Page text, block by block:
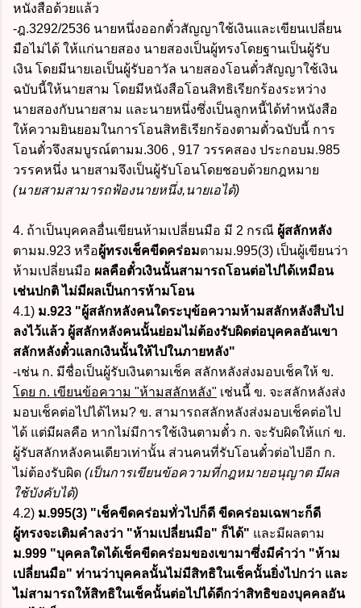
หนังสือด้วยแล้ว
-ฎ.3292/2536 นายหนึ่งออกตั๋วสัญญาใช้เงินและเขียนเปลี่ยน
มือไม่ได้ ให้แก่นายสอง นายสองเป็นผู้ทรงโดยฐานเป็นผู้รับ
เงิน โดยมีนายเอเป็นผู้รับอาวัล นายสองโอนตั๋วสัญญาใช้เงิน
ฉบับนี้ให้นายสาม โดยมีหนังสือโอนสิทธิเรียกร้องระหว่าง
นายสองกับนายสาม และนายหนึ่งซึ่งเป็นลูกหนี้ได้ทำหนังสือ
ให้ความยินยอมในการโอนสิทธิเรียกร้องตามตั๋วฉบับนี้ การ
โอนตั๋วจึงสมบูรณ์ตามม.306 , 917 วรรคสอง ประกอบม.985
วรรคหนึ่ง นายสามจึงเป็นผู้รับโอนโดยชอบด้วยกฎหมาย
(นายสามสามารถฟ้องนายหนึ่ง,นายเอได้)
4. ถ้าเป็นบุคคลอื่นเขียนห้ามเปลี่ยนมือ มี 2 กรณี ผู้สลักหลัง
ตามม.923 หรือผู้ทรงเช็คขีดคร่อมตามม.995(3) เป็นผู้เขียนว่า
ห้ามเปลี่ยนมือ ผลคือตั๋วเงินนั้นสามารถโอนต่อไปได้เหมือน
เช่นปกติ ไม่มีผลเป็นการห้ามโอน
4.1) ม.923 "ผู้สลักหลังคนใดระบุข้อความห้ามสลักหลังสืบไป
ลงไว้แล้ว ผู้สลักหลังคนนั้นย่อมไม่ต้องรับผิดต่อบุคคลอันเขา
สลักหลังตั๋วแลกเงินนั้นให้ไปในภายหลัง"
-เช่น ก. มีชื่อเป็นผู้รับเงินตามเช็ค สลักหลังส่งมอบเช็คให้ ข.
โดย ก. เขียนข้อความ "ห้ามสลักหลัง" เช่นนี้ ข. จะสลักหลังส่ง
มอบเช็คต่อไปได้ไหม? ข. สามารถสลักหลังส่งมอบเช็คต่อไป
ได้ แต่มีผลคือ หากไม่มีการใช้เงินตามตั๋ว ก. จะรับผิดให้แก่ ข.
ผู้รับสลักหลังคนเดียวเท่านั้น ส่วนคนที่รับโอนตั๋วต่อไปอีก ก.
ไม่ต้องรับผิด (เป็นการเขียนข้อความที่กฎหมายอนุญาต มีผล
ใช้บังคับได้)
4.2) ม.995(3) "เช็คขีดคร่อมทั่วไปก็ดี ขีดคร่อมเฉพาะก็ดี
ผู้ทรงจะเติมคำลงว่า "ห้ามเปลี่ยนมือ" ก็ได้" และมีผลตาม
ม.999 "บุคคลใดได้เช็คขีดคร่อมของเขามาซึ่งมีคำว่า "ห้าม
เปลี่ยนมือ" ท่านว่าบุคคลนั้นไม่มีสิทธิในเช็คนั้นยิ่งไปกว่า และ
ไม่สามารถให้สิทธิในเช็คนั้นต่อไปได้ดีกว่าสิทธิของบุคคลอัน